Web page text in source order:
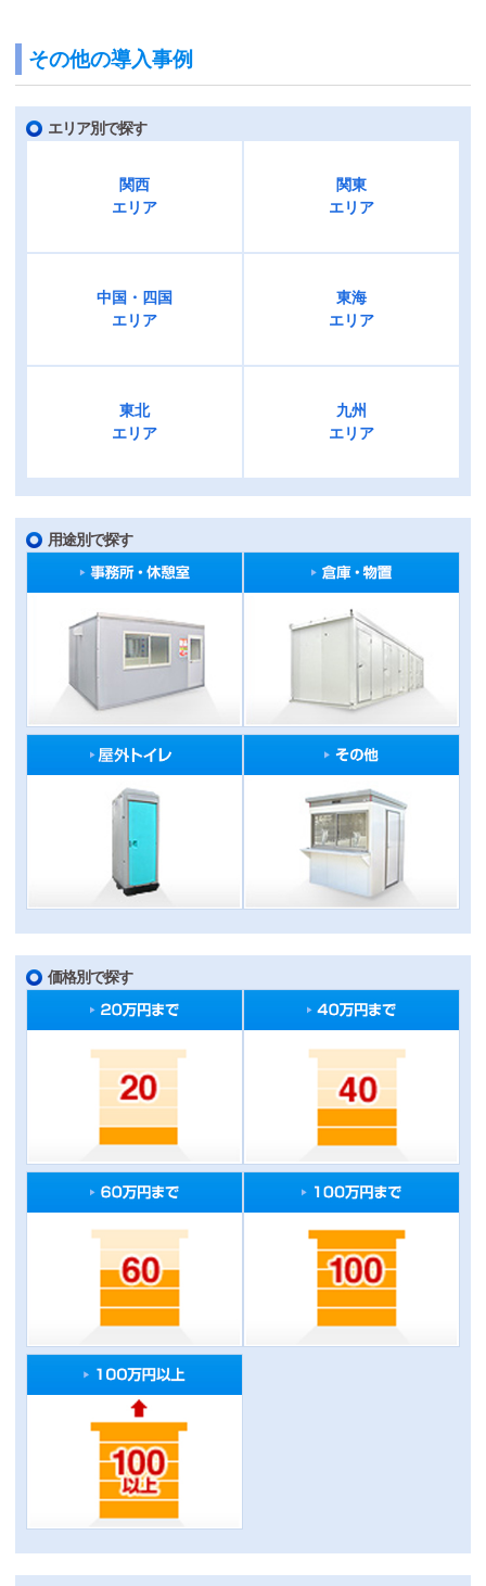
その他の導入事例
エリア別で探す
関西
エリア
関東
エリア
中国・四国
エリア
東海
エリア
東北
エリア
九州
エリア
用途別で探す
価格別で探す